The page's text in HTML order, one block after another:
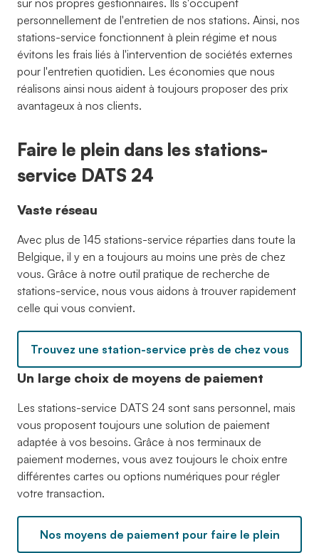
sur nos propres gestionnaires. Ils s'occupent
personnellement de l'entretien de nos stations. Ainsi, nos
stations-service fonctionnent à plein régime et nous
évitons les frais liés à l'intervention de sociétés externes
pour l'entretien quotidien. Les économies que nous
réalisons ainsi nous aident à toujours proposer des prix
avantageux à nos clients.
Faire le plein dans les stations-
service DATS 24
Vaste réseau
Avec plus de 145 stations-service réparties dans toute la
Belgique, il y en a toujours au moins une près de chez
vous. Grâce à notre outil pratique de recherche de
stations-service, nous vous aidons à trouver rapidement
celle qui vous convient.
Trouvez une station-service près de chez vous
Un large choix de moyens de paiement
Les stations-service DATS 24 sont sans personnel, mais
vous proposent toujours une solution de paiement
adaptée à vos besoins. Grâce à nos terminaux de
paiement modernes, vous avez toujours le choix entre
différentes cartes ou options numériques pour régler
votre transaction.
Nos moyens de paiement pour faire le plein